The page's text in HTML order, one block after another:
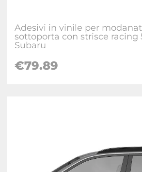
Adesivi in vinile per
sottoporta con strisce racing
Subaru
€79.89